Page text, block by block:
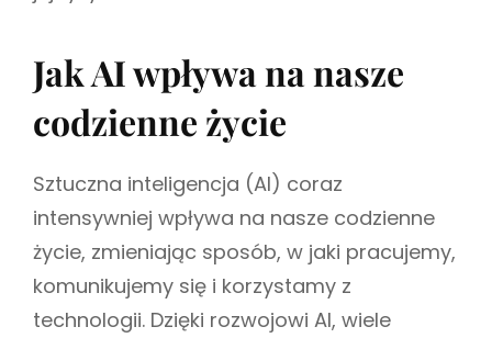
Jak AI wpływa na nasze
codzienne życie
Sztuczna inteligencja (AI) coraz
intensywniej wpływa na nasze codzienne
życie, zmieniając sposób, w jaki pracujemy,
komunikujemy się i korzystamy z
technologii. Dzięki rozwojowi AI, wiele